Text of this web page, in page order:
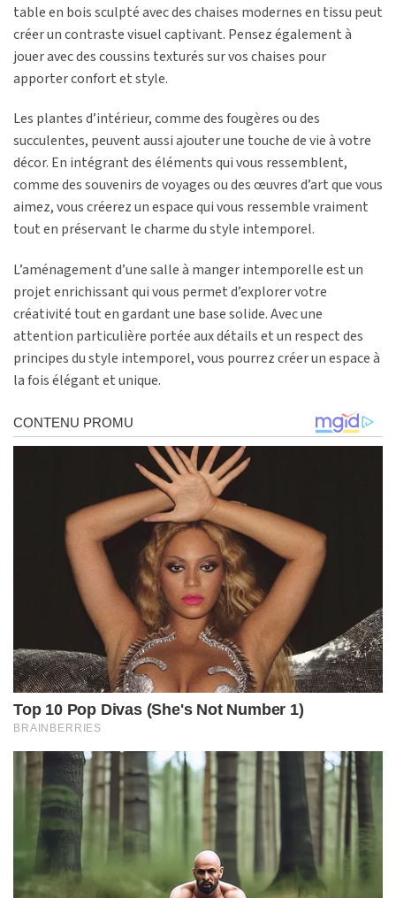
table en bois sculpté avec des chaises modernes en tissu peut
créer un contraste visuel captivant. Pensez également à
jouer avec des coussins texturés sur vos chaises pour
apporter confort et style.
Les plantes d’intérieur, comme des fougères ou des
succulentes, peuvent aussi ajouter une touche de vie à votre
décor. En intégrant des éléments qui vous ressemblent,
comme des souvenirs de voyages ou des œuvres d’art que vous
aimez, vous créerez un espace qui vous ressemble vraiment
tout en préservant le charme du style intemporel.
L’aménagement d’une salle à manger intemporelle est un
projet enrichissant qui vous permet d’explorer votre
créativité tout en gardant une base solide. Avec une
attention particulière portée aux détails et un respect des
principes du style intemporel, vous pourrez créer un espace à
la fois élégant et unique.